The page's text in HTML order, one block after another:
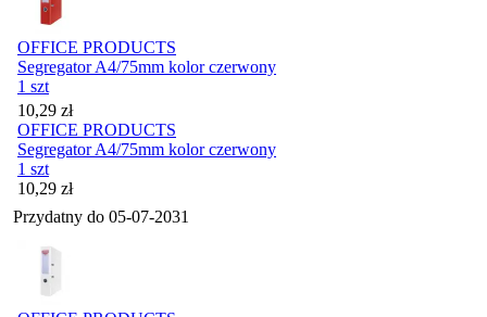
OFFICE PRODUCTS
Segregator A4/75mm kolor czerwony
1 szt
Cena
10,29 zł
OFFICE PRODUCTS
Segregator A4/75mm kolor czerwony
1 szt
Cena
10,29 zł
Przydatny do 05-07-2031